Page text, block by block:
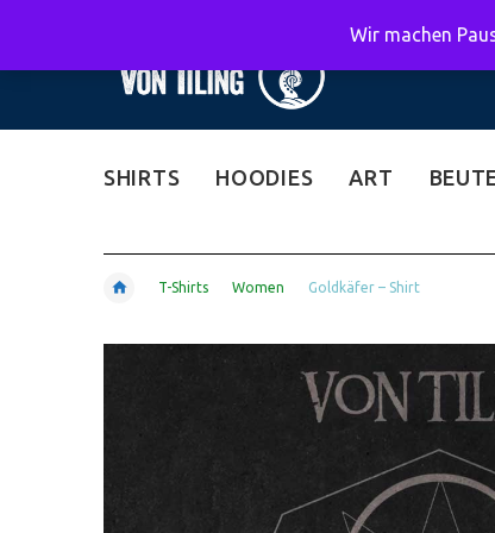
SHIRTS HOODIES ART
T-Shirts Women Goldkäfer – Shirt
Wir machen